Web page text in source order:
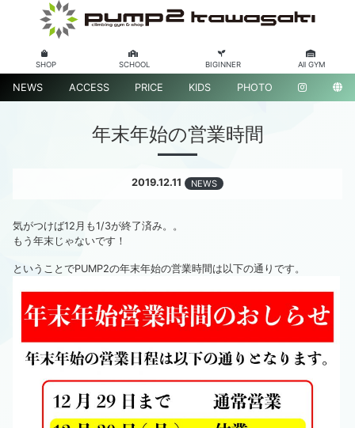
SHOP SCHOOL BIGINNER All GYM
NEWS ACCESS PRICE KIDS PHOTO
年末年始の営業時間
2019.12.11 NEWS
気がつけば12月も1/3が終了済み。。
もう年末じゃないです！
ということでPUMP2の年末年始の営業時間は以下の通りです。